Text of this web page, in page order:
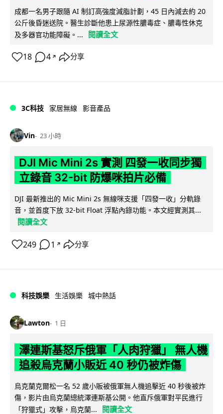
成都一名男子跟隨 AI 制訂高強度減脂計劃，45 日內減去約 20
公斤後昏迷送院。醫生診斷他患上尿源性膿毒症、膿毒性休克
及多器官功能障礙。...
閱讀全文
18 4 ↗ 分享
3C科技 家居無線 影音產品
Vin 23 小時
DJI Mic Mini 2s 實測 四發一收同步獨
立錄音 32-bit 防爆咪拍片必備
DJI 最新推出的 Mic Mini 2s 無線咪支援「四發一收」分軌錄
音，並首度下放 32-bit Float 浮點內錄功能。本文經實測其...
閱讀全文
249 1 ↗ 分享
科技娛樂 生活娛樂 城中熱話
Lawton 1 日
澤連斯基怒斥俄軍「人肉狩獵」 無人機
追殺烏克蘭小販近 40 秒仍被炸傷
烏克蘭克爾松一名 52 歲小販被俄軍無人機追擊近 40 秒後被炸
傷，影片由烏克蘭總統澤連斯基公開。他直斥俄軍對平民進行
「狩獵式」攻擊，烏克蘭...
閱讀全文